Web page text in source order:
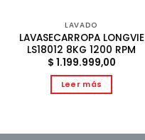
LAVADO
LAVASECARROPA LONGVIE
LS18012 8KG 1200 RPM
$ 1.199.999,00
Leer más